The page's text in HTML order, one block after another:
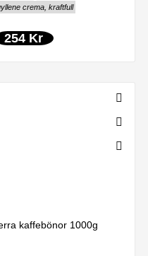
crema, kraftfull
254 Kr
kaffebönor 1000g